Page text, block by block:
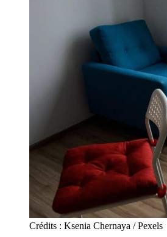
Crédits : Ksenia Chernaya / Pexels